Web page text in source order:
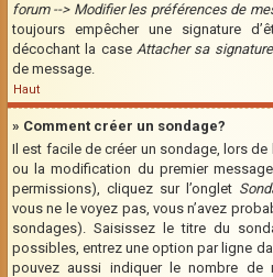
forum --> Modifier les préférences de
toujours empêcher une signature
décochant la case Attacher sa signature
de message.
Haut
» Comment créer un sondage?
Il est facile de créer un sondage, lors de
ou la modification du premier
permissions), cliquez sur l’onglet
vous ne le voyez pas, vous n’avez
sondages). Saisissez le titre du
possibles, entrez une option par ligne
pouvez aussi indiquer le nombre de